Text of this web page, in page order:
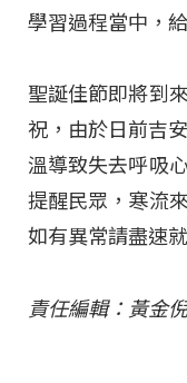
學習過程當中，
聖誕佳節即將到
祝，由於日前吉
溫導致失去呼吸
提醒民眾，寒流
如有異常請盡速
責任編輯：黃金倪